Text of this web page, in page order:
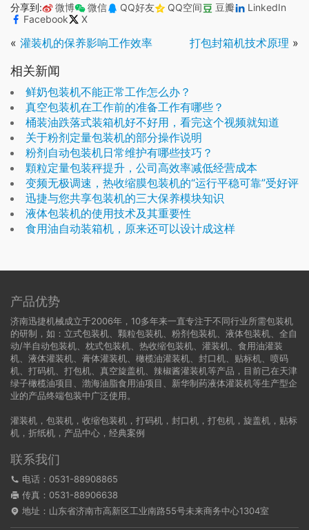
分享到: 微博 微信 QQ好友 QQ空间 豆瓣
LinkedIn
Facebook
X
« 灌装机的保养影响工作效率 打包封箱机技术原理 »
相关新闻
鲜奶包装机不能正常工作怎么办？
真空包装机在工作前的准备工作有哪些？
桶装油跌落式装箱机好不好用，看完这个视频就知道
关于粉剂定量包装机的部分操作说明
粉剂自动包装机日常维护有哪些技巧？
顆粒定量包装秤提升，公司高效率减低经营成本
变频无极调速，热收缩膜包装机的“运行平稳可靠”受好评
迅捷与您共享包装机的三大保养模块知识
液体包装机的使用技术及其重要性
食用油自动装箱机，原来还可以设计成这样
产品优势
济南迅捷机械成立于2006年，10多年来一直专注于不同行业所需包装机
的研制，如：立式包装机、颗粒包装机、粉剂包装机、液体包装机、全自
动/半自动包装机、枕式包装机、热收缩包装机、灌装机、食用油灌装
机、液体灌装机、膏体灌装机、橄榄油灌装机、封口机、贴标机、喷码
机、打码机、打包机、真空旋盖机、辣椒酱灌装机等产品，目前已在天津
绿子橄榄油项目、渤海油脂食用油项目、新华制药液体灌装机等生产型企
业的产品终端包装中广泛使用。
灌装机 ， 包装机 ， 收缩包装机 ， 打码机 ， 封口机 ， 打包机 ， 旋盖机 ， 贴标
机 ， 折纸机 ， 产品中心 ， 经典案例
联系我们
电话：0531-88908865
传真：0531-88906638
地址：山东省济南市高新区工业南路55号未来商务中心1304室